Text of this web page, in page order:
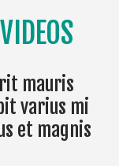
mauris
varius mi
et magnis